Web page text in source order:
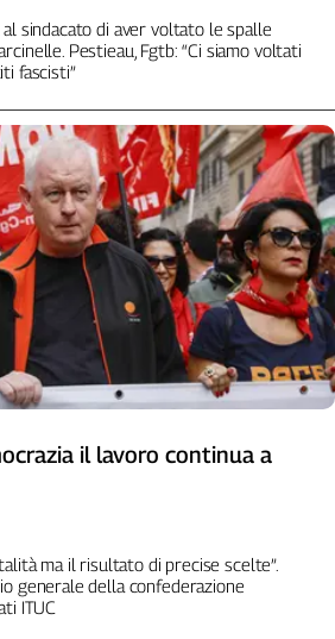
al sindacato di aver voltato le spalle
Pestieau, Fgtb: “Ci siamo voltati
fascisti”
il lavoro continua a
ma il risultato di precise scelte”.
generale della confederazione
ITUC